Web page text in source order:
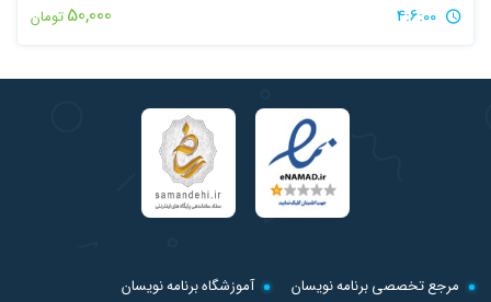
50,000تومان
مرجع تخصصی برنامه نویسان
آموزشگاه برنامه نویسان